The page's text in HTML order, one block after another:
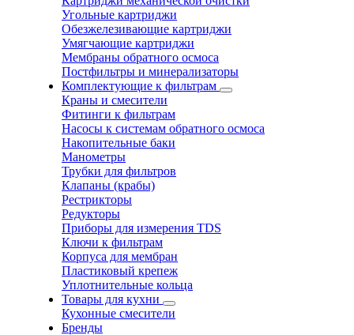
Угольные картриджи
Обезжелезивающие картриджи
Умягчающие картриджи
Мембраны обратного осмоса
Постфильтры и минерализаторы
Комплектующие к фильтрам
Краны и смесители
Фитинги к фильтрам
Насосы к системам обратного осмоса
Накопительные баки
Манометры
Трубки для фильтров
Клапаны (крабы)
Рестрикторы
Редукторы
Приборы для измерения TDS
Ключи к фильтрам
Корпуса для мембран
Пластиковый крепеж
Уплотнительные кольца
Товары для кухни
Кухонные смесители
Бренды